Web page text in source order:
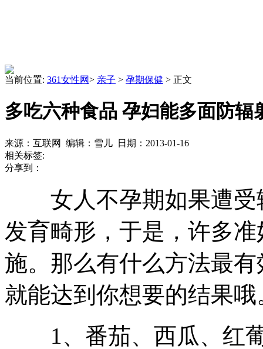
当前位置: 361女性网> 亲子 > 孕期保健 > 正文
多吃六种食品 孕妇能多面防辐
来源：互联网 编辑：雪儿 日期：2013-01-16
相关标签:
分享到：
女人不孕期如果遭受
发育畸形，于是，许多
施。那么有什么方法最
就能达到你想要的结果哦
1、番茄、西瓜、红